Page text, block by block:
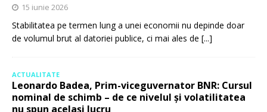
15 iunie 2026
Stabilitatea pe termen lung a unei economii nu depinde doar
de volumul brut al datoriei publice, ci mai ales de [...]
ACTUALITATE
Leonardo Badea, Prim-viceguvernator BNR: Cursul
nominal de schimb – de ce nivelul și volatilitatea
nu spun același lucru